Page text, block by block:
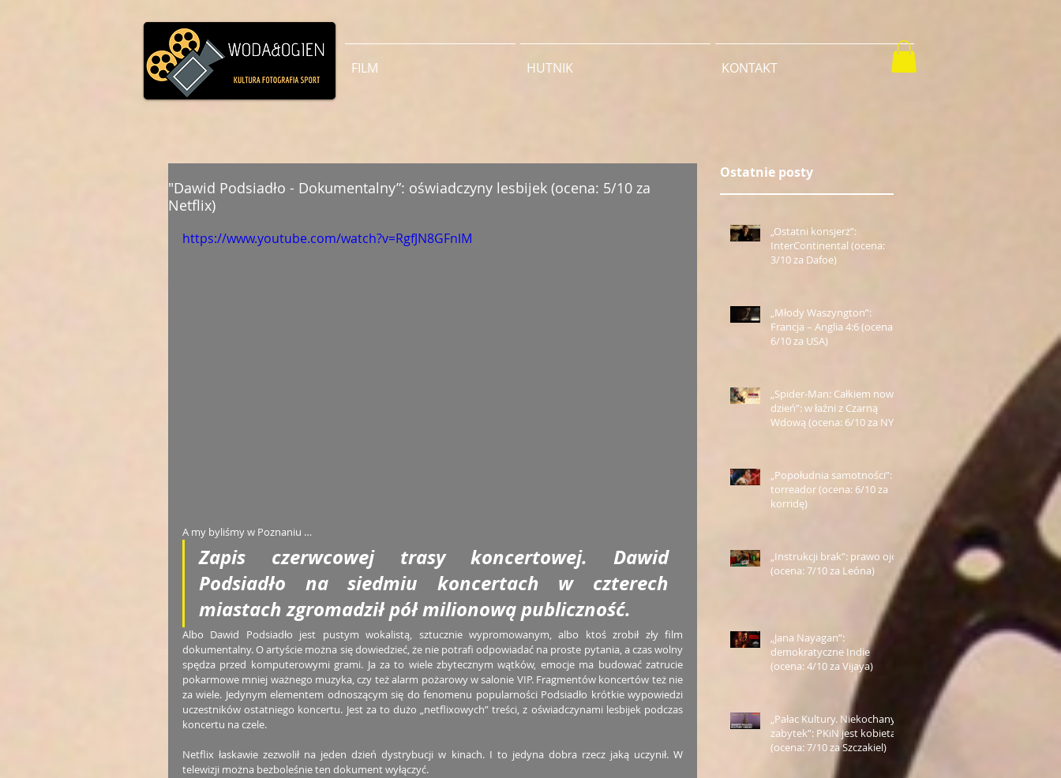
FILM HUTNIK KONTAKT
"Dawid Podsiadło - Dokumentalny”: oświadczyny lesbijek (ocena: 5/10 za
Netflix)
https://www.youtube.com/watch?v=RgfJN8GFnlM
A my byliśmy w Poznaniu …
Zapis czerwcowej trasy koncertowej. Dawid
Podsiadło na siedmiu koncertach w czterech
miastach zgromadził pół milionową publiczność.
Albo Dawid Podsiadło jest pustym wokalistą, sztucznie wypromowanym, albo ktoś zrobił zły film
dokumentalny. O artyście można się dowiedzieć, że nie potrafi odpowiadać na proste pytania, a czas wolny
spędza przed komputerowymi grami. Ja za to wiele zbytecznym wątków, emocje ma budować zatrucie
pokarmowe mniej ważnego muzyka, czy też alarm pożarowy w salonie VIP. Fragmentów koncertów też nie
za wiele. Jedynym elementem odnoszącym się do fenomenu popularności Podsiadło krótkie wypowiedzi
uczestników ostatniego koncertu. Jest za to dużo „netflixowych” treści, z oświadczynami lesbijek podczas
koncertu na czele.
Netflix łaskawie zezwolił na jeden dzień dystrybucji w kinach. I to jedyna dobra rzecz jaką uczynił. W
telewizji można bezboleśnie ten dokument wyłączyć.
Ostatnie posty
„Ostatni konsjerż”:
InterContinental (ocena:
3/10 za Dafoe)
„Młody Waszyngton”:
Francja – Anglia 4:6 (ocena:
6/10 za USA)
„Spider-Man: Całkiem nowy
dzień”: w łaźni z Czarną
Wdową (ocena: 6/10 za NY)
„Popołudnia samotności”:
torreador (ocena: 6/10 za
korridę)
„Instrukcji brak”: prawo ojca
(ocena: 7/10 za Leóna)
„Jana Nayagan”:
demokratyczne Indie
(ocena: 4/10 za Vijaya)
„Pałac Kultury. Niekochany
zabytek”: PKiN jest kobietą
(ocena: 7/10 za Szczakiel)